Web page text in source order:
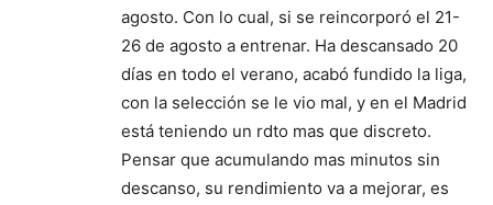
agosto. Con lo cual, si se reincorporó el 21-
26 de agosto a entrenar. Ha descansado 20
días en todo el verano, acabó fundido la liga,
con la selección se le vio mal, y en el Madrid
está teniendo un rdto mas que discreto.
Pensar que acumulando mas minutos sin
descanso, su rendimiento va a mejorar, es